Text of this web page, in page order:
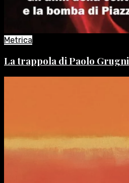
Metrica
La trappola di Paolo Grugni